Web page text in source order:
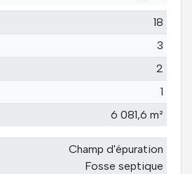
18
3
2
1
6 081,6 m²
Champ d'épuration
Fosse septique